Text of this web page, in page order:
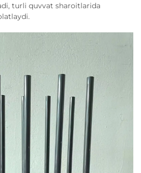
turli quvvat sharoitlarida